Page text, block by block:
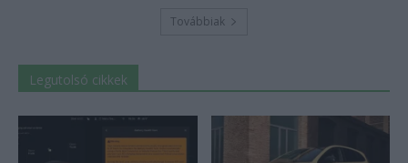
Továbbiak
Legutolsó cikkek